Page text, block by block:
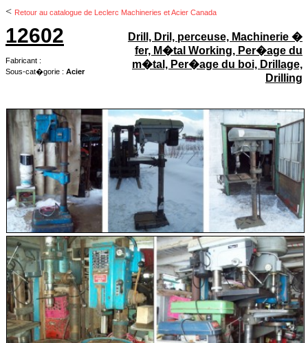
< Retour au catalogue de Leclerc Machineries et Acier Canada
12602
Fabricant :
Sous-cat�gorie : Acier
Drill, Dril, perceuse, Machinerie �
fer, M�tal Working, Per�age du
m�tal, Per�age du boi, Drillage,
Drilling